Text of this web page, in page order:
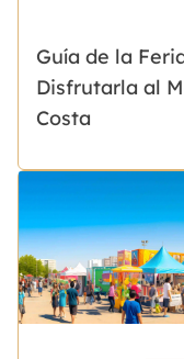
Guía de la
Disfrutarla al
Costa